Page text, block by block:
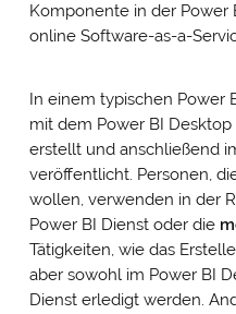
Komponente in der Power
online Software-as-a-
In einem typischen Power
mit dem Power BI
erstellt und anschließend
veröffentlicht. Personen,
wollen, verwenden in der
Power BI Dienst oder die
Tätigkeiten, wie das
aber sowohl im Power BI
Dienst erledigt werden.